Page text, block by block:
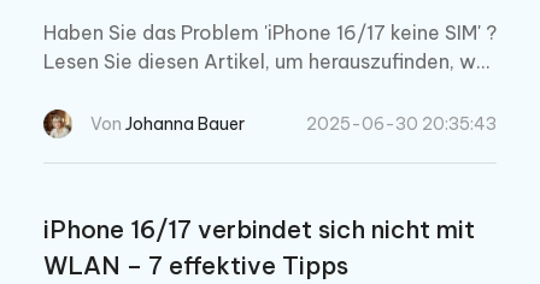
Haben Sie das Problem 'iPhone 16/17 keine SIM' ?
Lesen Sie diesen Artikel, um herauszufinden, wa
Problem zu beheben.
Von Johanna Bauer 2025-06-30 20:35:43
iPhone 16/17 verbindet sich nicht mit
WLAN – 7 effektive Tipps